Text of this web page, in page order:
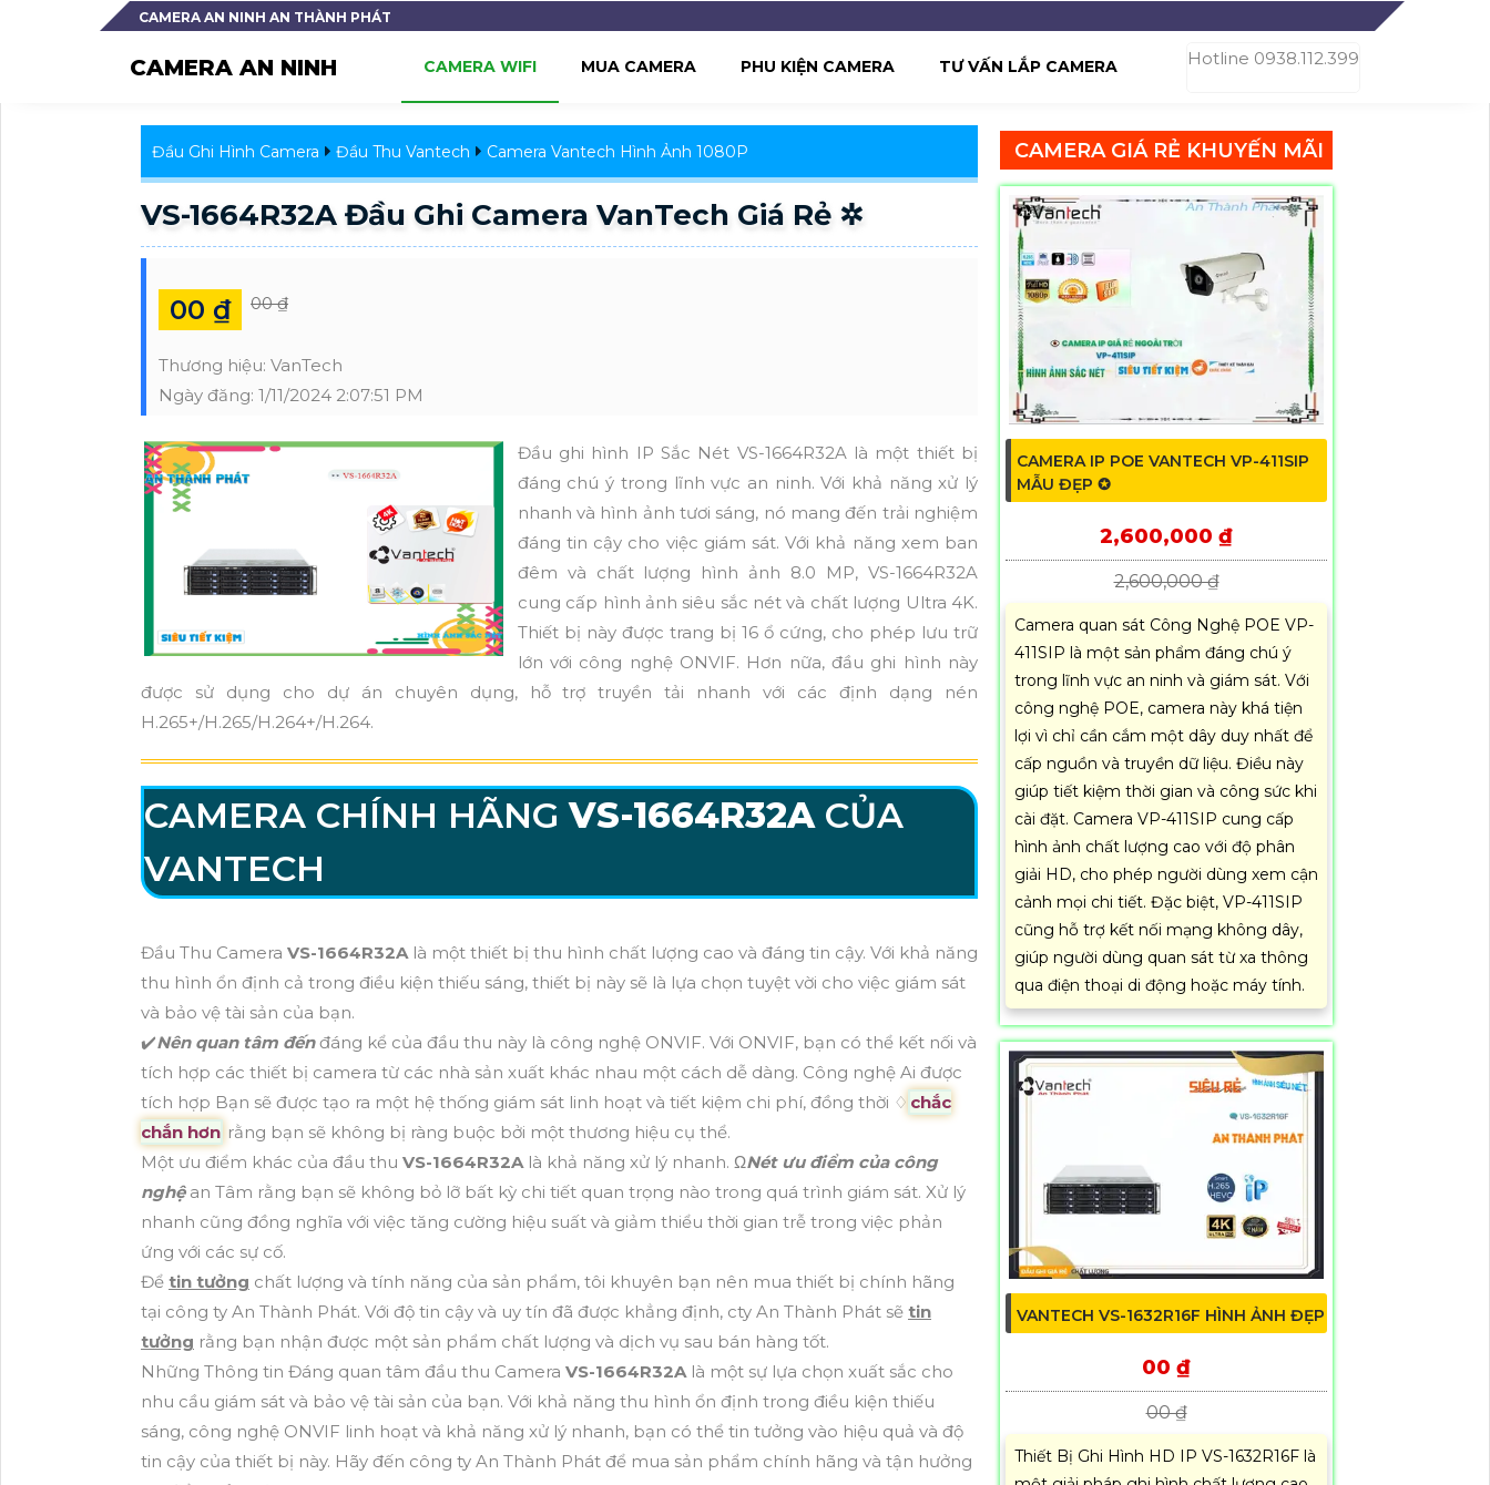
CAMERA AN NINH AN THÀNH PHÁT
CAMERA AN NINH Hotline 0938.112.399
CAMERA WIFI MUA CAMERA PHU KIỆN CAMERA TƯ VẤN LẮP CAMERA
Đầu Ghi Hình Camera Đầu Thu Vantech Camera Vantech Hình Ảnh 1080P
VS-1664R32A Đầu Ghi Camera VanTech Giá Rẻ ✲
00 ₫ 00 ₫
Thương hiệu: VanTech
Ngày đăng: 1/11/2024 2:07:51 PM
Đầu ghi hình IP Sắc Nét VS-1664R32A là một thiết bị
đáng chú ý trong lĩnh vực an ninh. Với khả năng xử lý
nhanh và hình ảnh tươi sáng, nó mang đến trải nghiệm
đáng tin cậy cho việc giám sát. Với khả năng xem ban
đêm và chất lượng hình ảnh 8.0 MP, VS-1664R32A
cung cấp hình ảnh siêu sắc nét và chất lượng Ultra 4K.
Thiết bị này được trang bị 16 ổ cứng, cho phép lưu trữ
lớn với công nghệ ONVIF. Hơn nữa, đầu ghi hình này
được sử dụng cho dự án chuyên dụng, hỗ trợ truyền tải nhanh với các định dạng nén
H.265+/H.265/H.264+/H.264.
CAMERA CHÍNH HÃNGVS-1664R32A CỦA
VANTECH
Đầu Thu Camera VS-1664R32A là một thiết bị thu hình chất lượng cao và đáng tin cậy. Với khả năng
thu hình ổn định cả trong điều kiện thiếu sáng, thiết bị này sẽ là lựa chọn tuyệt vời cho việc giám sát
và bảo vệ tài sản của bạn.
✔️Nên quan tâm đếnđáng kể của đầu thu này là công nghệ ONVIF. Với ONVIF, bạn có thể kết nối và
tích hợp các thiết bị camera từ các nhà sản xuất khác nhau một cách dễ dàng. Công nghệ Ai được
tích hợp Bạn sẽ được tạo ra một hệ thống giám sát linh hoạt và tiết kiệm chi phí, đồng thời ♢ chắc
chắn hơn rằng bạn sẽ không bị ràng buộc bởi một thương hiệu cụ thể.
Một ưu điểm khác của đầu thu VS-1664R32A là khả năng xử lý nhanh. ΩNét ưu điểm của công
nghệan Tâm rằng bạn sẽ không bỏ lỡ bất kỳ chi tiết quan trọng nào trong quá trình giám sát. Xử lý
nhanh cũng đồng nghĩa với việc tăng cường hiệu suất và giảm thiểu thời gian trễ trong việc phản
ứng với các sự cố.
Để tin tưởng chất lượng và tính năng của sản phẩm, tôi khuyên bạn nên mua thiết bị chính hãng
tại công ty An Thành Phát. Với độ tin cậy và uy tín đã được khẳng định, cty An Thành Phát sẽ tin
tưởng rằng bạn nhận được một sản phẩm chất lượng và dịch vụ sau bán hàng tốt.
Những Thông tin Đáng quan tâm đầu thu Camera VS-1664R32A là một sự lựa chọn xuất sắc cho
nhu cầu giám sát và bảo vệ tài sản của bạn. Với khả năng thu hình ổn định trong điều kiện thiếu
sáng, công nghệ ONVIF linh hoạt và khả năng xử lý nhanh, bạn có thể tin tưởng vào hiệu quả và độ
tin cậy của thiết bị này. Hãy đến công ty An Thành Phát để mua sản phẩm chính hãng và tận hưởng
CAMERA GIÁ RẺ KHUYẾN MÃI
CAMERA IP POE VANTECH VP-411SIP
MẪU ĐẸP ✪
2,600,000 ₫
2,600,000 ₫
Camera quan sát Công Nghệ POE VP-
411SIP là một sản phẩm đáng chú ý
trong lĩnh vực an ninh và giám sát. Với
công nghệ POE, camera này khá tiện
lợi vì chỉ cần cắm một dây duy nhất để
cấp nguồn và truyền dữ liệu. Điều này
giúp tiết kiệm thời gian và công sức khi
cài đặt. Camera VP-411SIP cung cấp
hình ảnh chất lượng cao với độ phân
giải HD, cho phép người dùng xem cận
cảnh mọi chi tiết. Đặc biệt, VP-411SIP
cũng hỗ trợ kết nối mạng không dây,
giúp người dùng quan sát từ xa thông
qua điện thoại di động hoặc máy tính.
VANTECH VS-1632R16F HÌNH ẢNH ĐẸP
00 ₫
00 ₫
Thiết Bị Ghi Hình HD IP VS-1632R16F là